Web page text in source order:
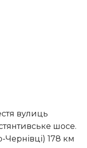
вулиць
шосе.
178 км